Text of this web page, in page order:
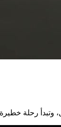
رحلة